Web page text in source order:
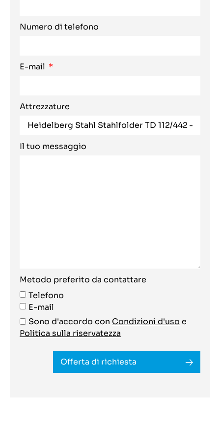
Numero di telefono
E-mail
Attrezzature
Il tuo messaggio
Metodo preferito da contattare
Telefono
E-mail
Sono d'accordo con Condizioni d'uso e
Politica sulla riservatezza
Offerta di richiesta